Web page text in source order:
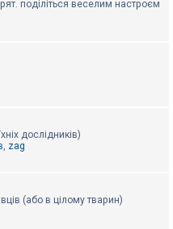
поділіться веселим настроєм
дослідників)
, zag
(або в цілому тварин)